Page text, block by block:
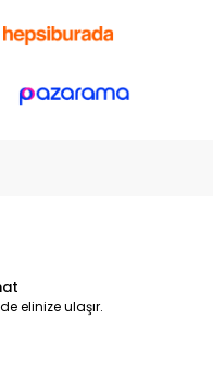
elinize ulaşır.